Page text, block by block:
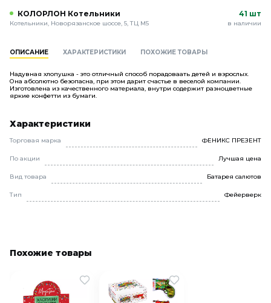
КОЛОРЛОН Котельники
Котельники, Новорязанское шоссе, 5, ТЦ М5
41 шт
в наличии
ОПИСАНИЕ ХАРАКТЕРИСТИКИ ПОХОЖИЕ ТОВАРЫ
Надувная хлопушка - это отличный способ порадоваать детей и взрослых.
Она абсолютно безопасна, при этом дарит счастье в веселой компании.
Изготовлена из качественного материала, внутри содержит разноцветные
яркие конфетти из бумаги.
Характеристики
Торговая марка ФЕНИКС ПРЕЗЕНТ
По акции Лучшая цена
Вид товара Батарея салютов
Тип Фейерверк
Похожие товары